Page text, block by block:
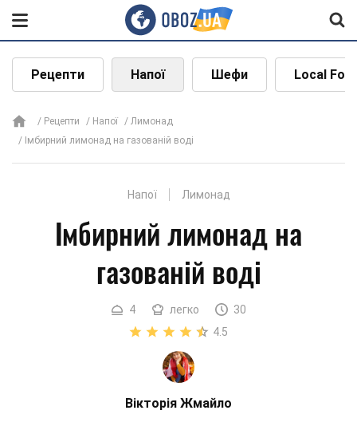
Рецепти Напої Шефи Local
Рецепти Напої
Лимонад
Імбирний лимонад на газованій воді
Напої Лимонад
Імбирний лимонад на
газованій воді
4 легко
30
4.5
Вікторія Жмайло